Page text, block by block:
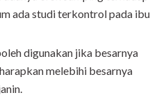
ada studi terkontrol pada ibu
digunakan jika besarnya
melebihi besarnya